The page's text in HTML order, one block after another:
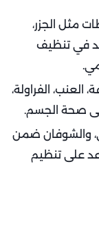
مثل الجزر،
في تنظيف
العنب، الفراولة،
صحة الجسم.
والشوفان ضمن
على تنظيم